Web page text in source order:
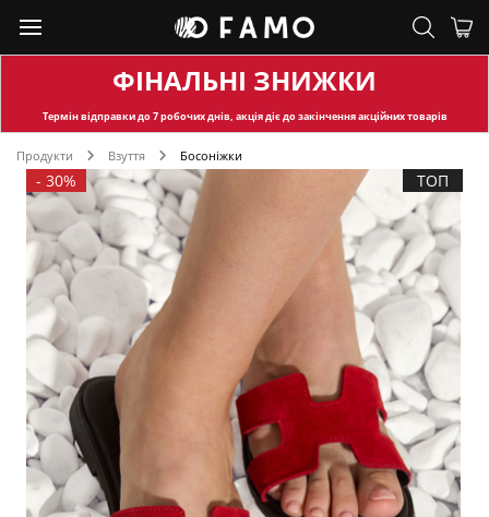
ФІНАЛЬНІ ЗНИЖКИ
Термін відправкидо 7 робочих днів, акція діє до закінчення акційних товарів
Продукти Взуття Босоніжки
- 30% ТОП